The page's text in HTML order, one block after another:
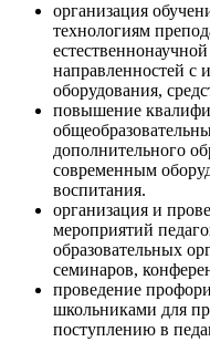
организация
технологиям
направленностей с
оборудования,
повышение
дополнительного
современным
воспитания.
организация и
мероприятий
образовательных
семинаров,
проведение
школьниками для
поступлению в